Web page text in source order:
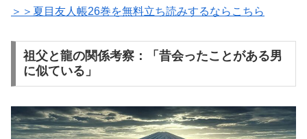
＞＞夏目友人帳26巻を無料立ち読みするならこちら
祖父と龍の関係考察：「昔会ったことがある男
に似ている」